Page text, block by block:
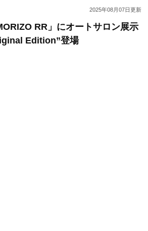
2025年08月07日更新
RR」にオートサロン展示
Edition”登場